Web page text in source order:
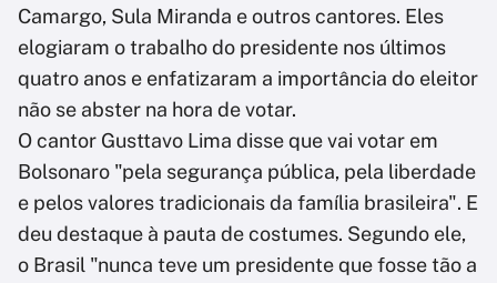
Camargo, Sula Miranda e outros cantores. Eles
elogiaram o trabalho do presidente nos últimos
quatro anos e enfatizaram a importância do eleitor
não se abster na hora de votar.
O cantor Gusttavo Lima disse que vai votar em
Bolsonaro "pela segurança pública, pela liberdade
e pelos valores tradicionais da família brasileira". E
deu destaque à pauta de costumes. Segundo ele,
o Brasil "nunca teve um presidente que fosse tão a